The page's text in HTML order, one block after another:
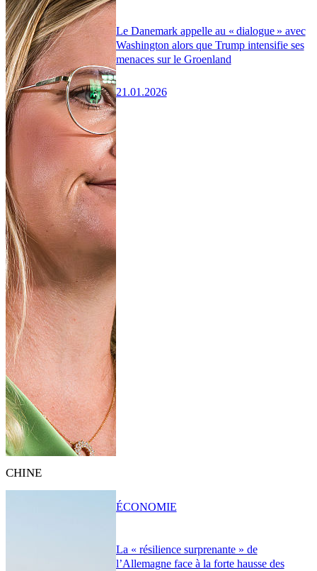
Le Danemark appelle au « dialogue » avec
Washington alors que Trump intensifie ses
menaces sur le Groenland
21.01.2026
CHINE
La « résilience surprenante » de
l’Allemagne face à la forte hausse des
ÉCONOMIE